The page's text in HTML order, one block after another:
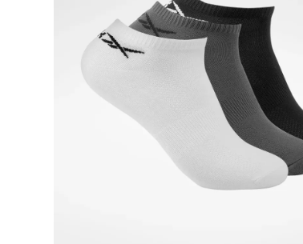
5.
once caldas
fútbol
américa cali
camisetas
reebok classics